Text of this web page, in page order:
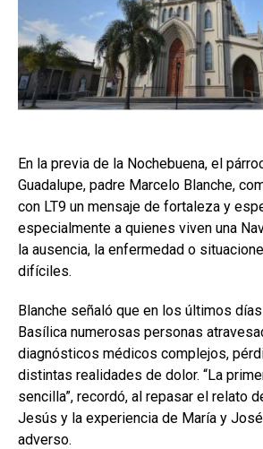
En la previa de la Nochebuena, el
Guadalupe, padre Marcelo Blanche,
con LT9 un mensaje de fortaleza y
especialmente a quienes viven una
la ausencia, la enfermedad o
difíciles.
Blanche señaló que en los últimos
Basílica numerosas personas
diagnósticos médicos complejos,
distintas realidades de dolor. “La
sencilla”, recordó, al repasar el relato
Jesús y la experiencia de María y
adverso.